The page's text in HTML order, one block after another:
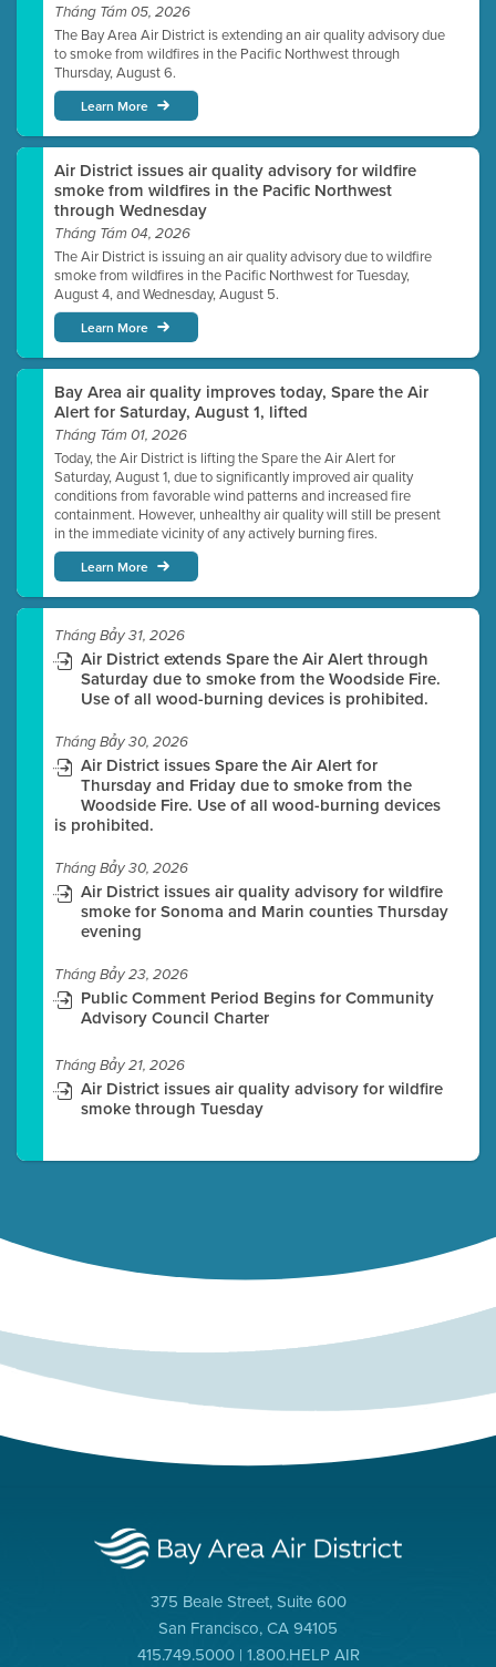
Tháng Tám 05, 2026
The Bay Area Air District is extending an air quality advisory due
to smoke from wildfires in the Pacific Northwest through
Thursday, August 6.
Learn More
Air District issues air quality advisory for wildfire
smoke from wildfires in the Pacific Northwest
through Wednesday
Tháng Tám 04, 2026
The Air District is issuing an air quality advisory due to wildfire
smoke from wildfires in the Pacific Northwest for Tuesday,
August 4, and Wednesday, August 5.
Learn More
Bay Area air quality improves today, Spare the Air
Alert for Saturday, August 1, lifted
Tháng Tám 01, 2026
Today, the Air District is lifting the Spare the Air Alert for
Saturday, August 1, due to significantly improved air quality
conditions from favorable wind patterns and increased fire
containment. However, unhealthy air quality will still be present
in the immediate vicinity of any actively burning fires.
Learn More
Tháng Bảy 31, 2026
Air District extends Spare the Air Alert through
Saturday due to smoke from the Woodside Fire.
Use of all wood-burning devices is prohibited.
Tháng Bảy 30, 2026
Air District issues Spare the Air Alert for
Thursday and Friday due to smoke from the
Woodside Fire. Use of all wood-burning devices
is prohibited.
Tháng Bảy 30, 2026
Air District issues air quality advisory for wildfire
smoke for Sonoma and Marin counties Thursday
evening
Tháng Bảy 23, 2026
Public Comment Period Begins for Community
Advisory Council Charter
Tháng Bảy 21, 2026
Air District issues air quality advisory for wildfire
smoke through Tuesday
375 Beale Street, Suite 600
San Francisco, CA 94105
415.749.5000 | 1.800.HELP AIR